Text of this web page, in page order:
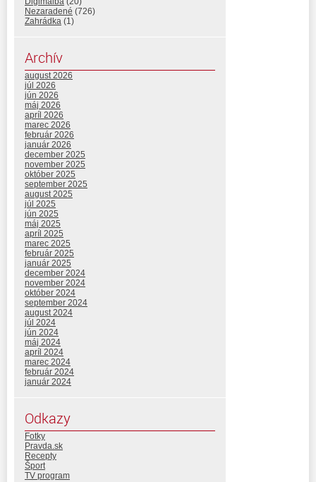
Nezaradené (726)
Zahrádka (1)
Archív
august 2026
júl 2026
jún 2026
máj 2026
apríl 2026
marec 2026
február 2026
január 2026
december 2025
november 2025
október 2025
september 2025
august 2025
júl 2025
jún 2025
máj 2025
apríl 2025
marec 2025
február 2025
január 2025
december 2024
november 2024
október 2024
september 2024
august 2024
júl 2024
jún 2024
máj 2024
apríl 2024
marec 2024
február 2024
január 2024
Odkazy
Fotky
Pravda.sk
Recepty
Šport
TV program